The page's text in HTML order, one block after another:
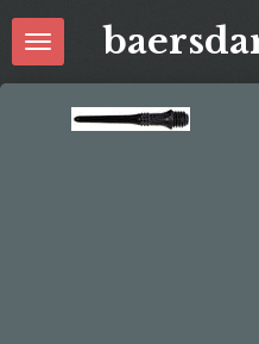
Zum
Hauptinhalt